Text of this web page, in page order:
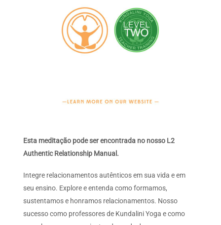
Esta meditação pode ser encontrada no nosso L2
Authentic Relationship Manual.
Integre relacionamentos autênticos em sua vida e em
seu ensino. Explore e entenda como formamos,
sustentamos e honramos relacionamentos. Nosso
sucesso como professores de Kundalini Yoga e como